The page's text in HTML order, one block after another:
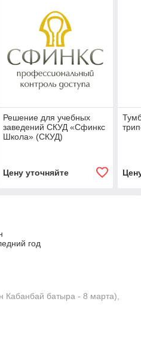
Решение для учебных
заведений СКУД «Сфинкс
Школа» (СКУД)
Цену уточняйте
год
Кабанбай батыра - 8 марта),